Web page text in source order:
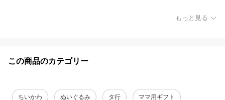
もっと見る
この商品のカテゴリー
ちいかわ ぬいぐるみ タ行 ママ用ギフト